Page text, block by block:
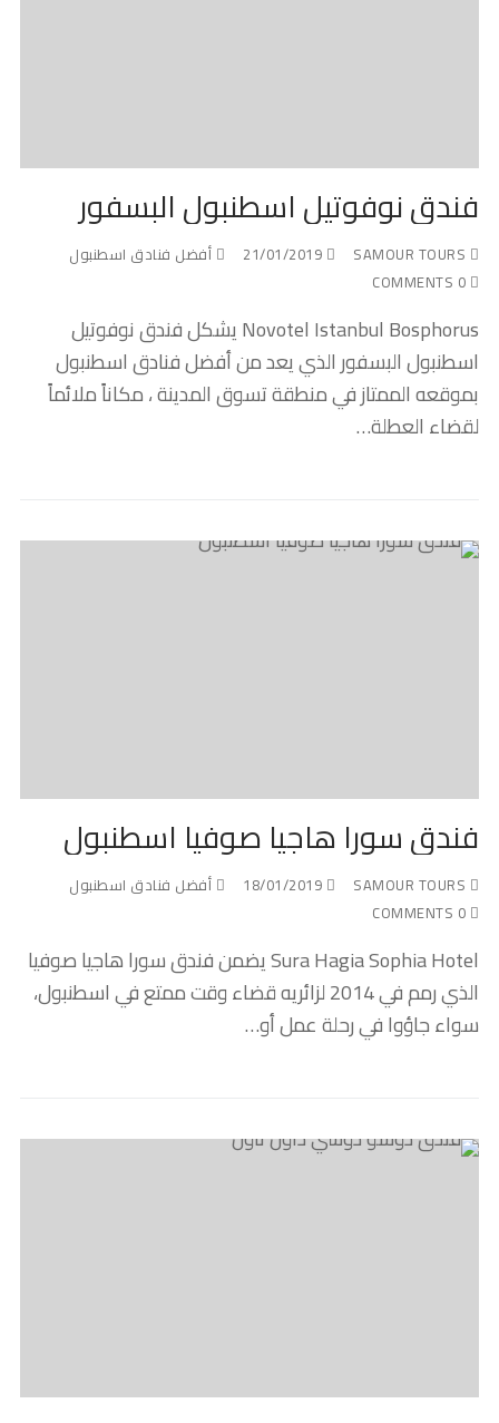
فندق نوفوتيل اسطنبول البسفور
21/01/2019
أفضل فنادق اسطنبول
Novotel Istanbul Bosphorus يشكل فندق نوفوتيل
اسطنبول البسفور الذي يعد من أفضل فنادق اسطنبول
بموقعه الممتاز في منطقة تسوق المدينة ، مكاناً ملائماً
لقضاء العطلة…
فندق سورا هاجيا صوفيا اسطنبول
18/01/2019
أفضل فنادق اسطنبول
Sura Hagia Sophia Hotel يضمن فندق سورا هاجيا صوفيا
الذي رمم في 2014 لزائريه قضاء وقت ممتع في اسطنبول،
سواء جاؤوا في رحلة عمل أو…